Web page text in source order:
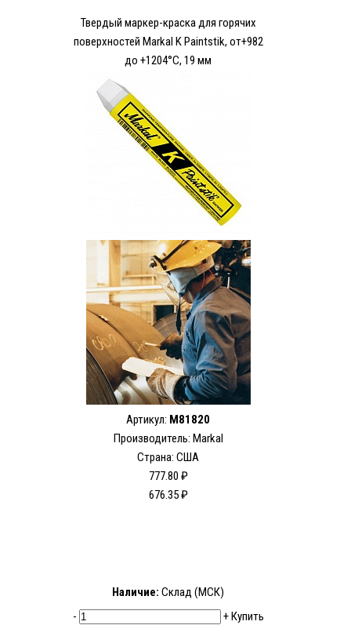
Твердый маркер-краска для горячих
поверхностей Markal K Paintstik, от+982
до +1204°C, 19 мм
Артикул: M81820
Производитель: Markal
Страна: США
777.80 ₽
676.35 ₽
Наличие: Склад (МСК)
-
+Купить